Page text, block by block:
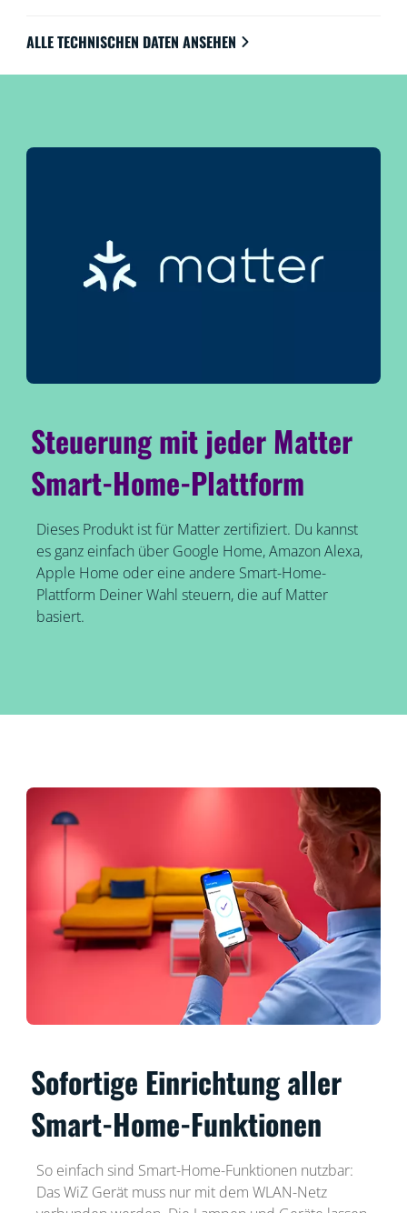
ALLE TECHNISCHEN DATEN ANSEHEN
Steuerung mit jeder Matter
Smart-Home-Plattform
Dieses Produkt ist für Matter zertifiziert. Du kannst
es ganz einfach über Google Home, Amazon Alexa,
Apple Home oder eine andere Smart-Home-
Plattform Deiner Wahl steuern, die auf Matter
basiert.
Sofortige Einrichtung aller
Smart-Home-Funktionen
So einfach sind Smart-Home-Funktionen nutzbar:
Das WiZ Gerät muss nur mit dem WLAN-Netz